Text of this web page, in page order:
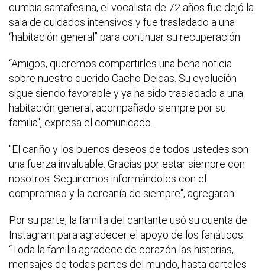
cumbia santafesina, el vocalista de 72 años fue dejó la
sala de cuidados intensivos y fue trasladado a una
“habitación general” para continuar su recuperación.
“Amigos, queremos compartirles una bena noticia
sobre nuestro querido Cacho Deicas. Su evolución
sigue siendo favorable y ya ha sido trasladado a una
habitación general, acompañado siempre por su
familia", expresa el comunicado.
"El cariño y los buenos deseos de todos ustedes son
una fuerza invaluable. Gracias por estar siempre con
nosotros. Seguiremos informándoles con el
compromiso y la cercanía de siempre", agregaron.
Por su parte, la familia del cantante usó su cuenta de
Instagram para agradecer el apoyo de los fanáticos:
“Toda la familia agradece de corazón las historias,
mensajes de todas partes del mundo, hasta carteles